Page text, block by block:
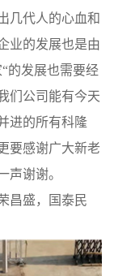
几代人的心血和
业的发展也是由
“的发展也需要经
们公司能有今天
进的所有科隆
要感谢广大新老
声谢谢。
昌盛，国泰民